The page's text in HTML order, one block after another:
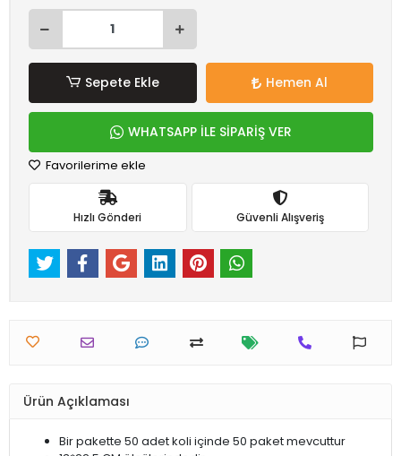
Sepete Ekle Hemen Al
WHATSAPP İLE SİPARİŞ VER
Favorilerime ekle
Hızlı Gönderi Güvenli Alışveriş
Ürün Açıklaması
Bir pakette 50 adet koli içinde 50 paket mevcuttur